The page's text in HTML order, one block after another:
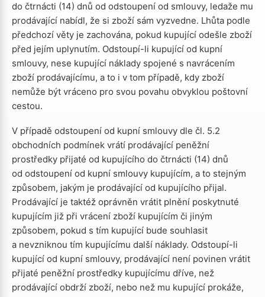
do čtrnácti (14) dnů od odstoupení od smlouvy, ledaže mu
prodávající nabídl, že si zboží sám vyzvedne. Lhůta podle
předchozí věty je zachována, pokud kupující odešle zboží
před jejím uplynutím. Odstoupí-li kupující od kupní
smlouvy, nese kupující náklady spojené s navrácením
zboží prodávajícímu, a to i v tom případě, kdy zboží
nemůže být vráceno pro svou povahu obvyklou poštovní
cestou.
V případě odstoupení od kupní smlouvy dle čl. 5.2
obchodních podmínek vrátí prodávající peněžní
prostředky přijaté od kupujícího do čtrnácti (14) dnů
od odstoupení od kupní smlouvy kupujícím, a to stejným
způsobem, jakým je prodávající od kupujícího přijal.
Prodávající je taktéž oprávněn vrátit plnění poskytnuté
kupujícím již při vrácení zboží kupujícím či jiným
způsobem, pokud s tím kupující bude souhlasit
a nevzniknou tím kupujícímu další náklady. Odstoupí-li
kupující od kupní smlouvy, prodávající není povinen vrátit
přijaté peněžní prostředky kupujícímu dříve, než
prodávající obdrží zboží, nebo než mu kupující prokáže,